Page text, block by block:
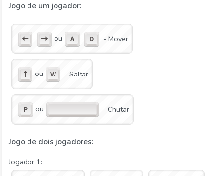
Jogo de um jogador:
ou - Mover
ou - Saltar
ou - Chutar
Jogo de dois jogadores:
Jogador 1: